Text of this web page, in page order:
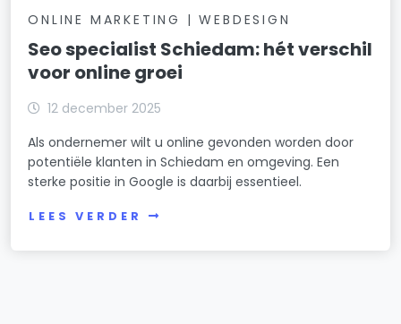
ONLINE MARKETING | WEBDESIGN
Seo specialist Schiedam: hét verschil
voor online groei
12 december 2025
Als ondernemer wilt u online gevonden worden door
potentiële klanten in Schiedam en omgeving. Een
sterke positie in Google is daarbij essentieel.
LEES VERDER